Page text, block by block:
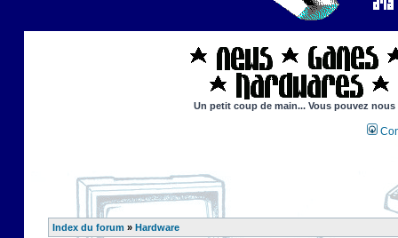
Un petit coup de main... Vous pouvez
Index du forum » Hardware